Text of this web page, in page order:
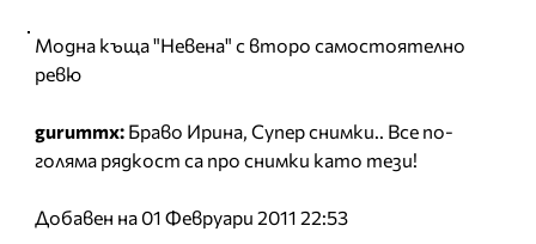
Модна къща "Невена" с второ самостоятелно
ревю
gurummx: Браво Ирина, Супер снимки.. Все по-
голяма рядкост са про снимки като тези!
Добавен на 01 Февруари 2011 22:53